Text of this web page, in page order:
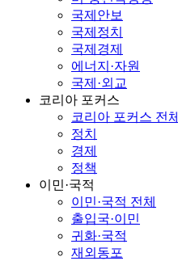
국제안보
국제정치
국제경제
에너지·자원
국제·외교
코리아 포커스
코리아 포커스 전체
정치
경제
정책
이민·국적
이민·국적 전체
출입국·이민
귀화·국적
재외동포